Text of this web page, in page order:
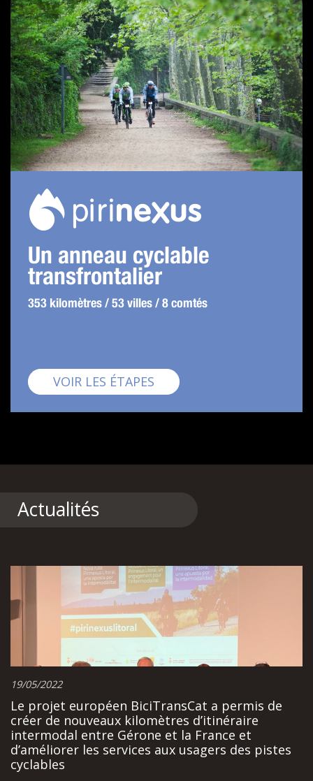
Un anneau cyclable
transfrontalier
353 kilomètres / 53 villes / 8 comtés
VOIR LES ÉTAPES Pirinexus
Actualités
19/05/2022
Le projet européen BiciTransCat a permis de
créer de nouveaux kilomètres d’itinéraire
intermodal entre Gérone et la France et
d’améliorer les services aux usagers des pistes
cyclables